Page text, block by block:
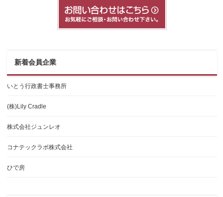
新着会員企業
いとう行政書士事務所
(株)Lily Cradle
株式会社ジュンレオ
コナテックラボ株式会社
ひで房